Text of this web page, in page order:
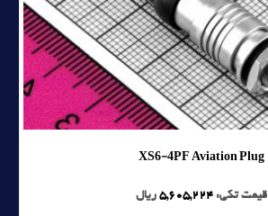
XS6-4PF Aviation Plug
قیمت تکی: 5,605,224 ریال